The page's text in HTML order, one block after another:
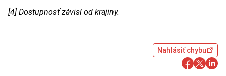
[4] Dostupnosť závisí od krajiny.
Nahlásiť chybu